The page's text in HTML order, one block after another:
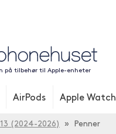
på tilbehør til Apple-enheter
AirPods Apple Watch
(2024-2026) » Penner